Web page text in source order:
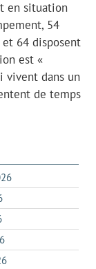
en situation
54
64 disposent
est «
vivent dans un
de temps